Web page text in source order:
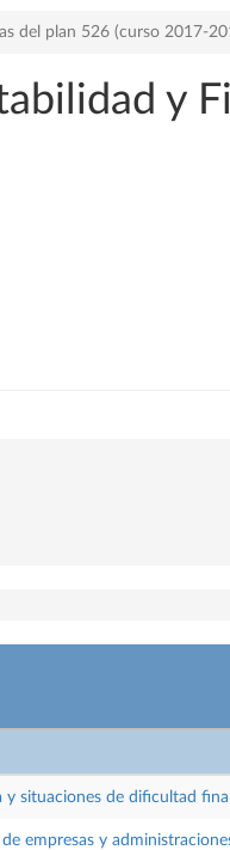
del plan 526 (curso 2017-
y
y situaciones de dificultad
empresas y